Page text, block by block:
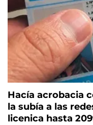
Hacía acrobacia
la subía a las
licenica hasta